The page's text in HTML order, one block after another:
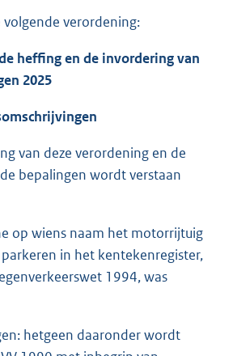
volgende verordening:
heffing en de invordering van
2025
van deze verordening en de
bepalingen wordt verstaan
op wiens naam het motorrijtuig
in het kentekenregister,
1994, was
hetgeen daaronder wordt